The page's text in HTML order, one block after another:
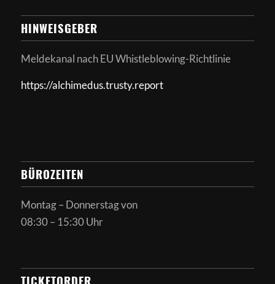
HINWEISGEBER
Meldekanal nachEU Whistleblowing-Richtlinie
https://alchimedus.trusty.report
BÜROZEITEN
Montag – Donnerstag von
08:30 – 15:30 Uhr
TICKETORDER